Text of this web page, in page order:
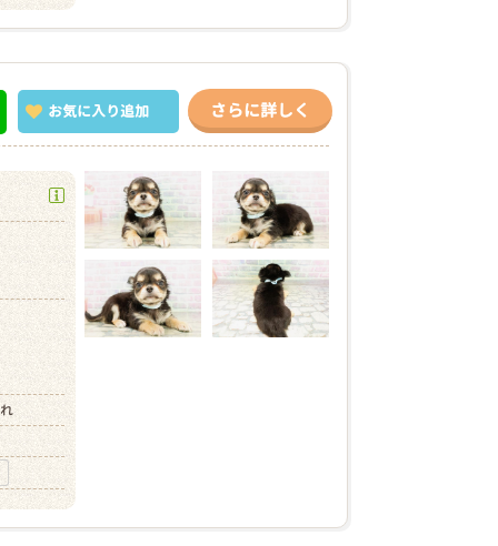
お気に入り追加 さらに詳しく